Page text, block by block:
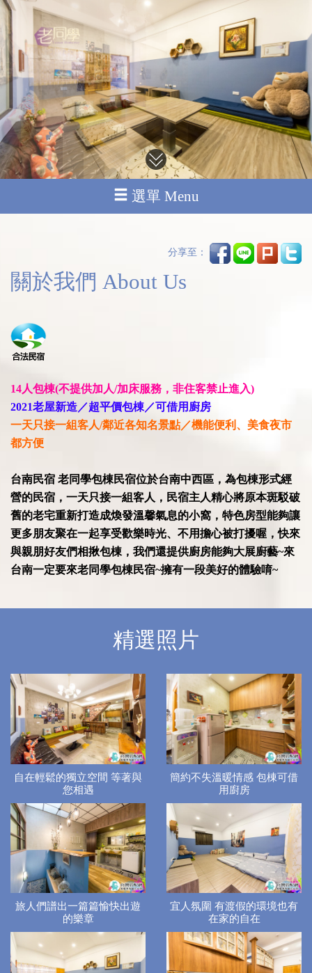
選單 Menu
分享至：
關於我們 About Us
14人包棟(不提供加人/加床服務，非住客禁止進入)
2021老屋新造／超平價包棟／可借用廚房
一天只接一組客人/鄰近各知名景點／機能便利、美食夜市
都方便
台南民宿 老同學包棟民宿位於台南中西區，為包棟形式經
營的民宿，一天只接一組客人，民宿主人精心將原本斑駁破
舊的老宅重新打造成煥發溫馨氣息的小窩，特色房型能夠讓
更多朋友聚在一起享受歡樂時光、不用擔心被打擾喔，快來
與親朋好友們相揪包棟，我們還提供廚房能夠大展廚藝~來
台南一定要來老同學包棟民宿~擁有一段美好的體驗唷~
精選照片
自在輕鬆的獨立空間 等著與
您相遇
簡約不失溫暖情感 包棟可借
用廚房
旅人們譜出一篇篇愉快出遊
的樂章
宜人氛圍 有渡假的環境也有
在家的自在